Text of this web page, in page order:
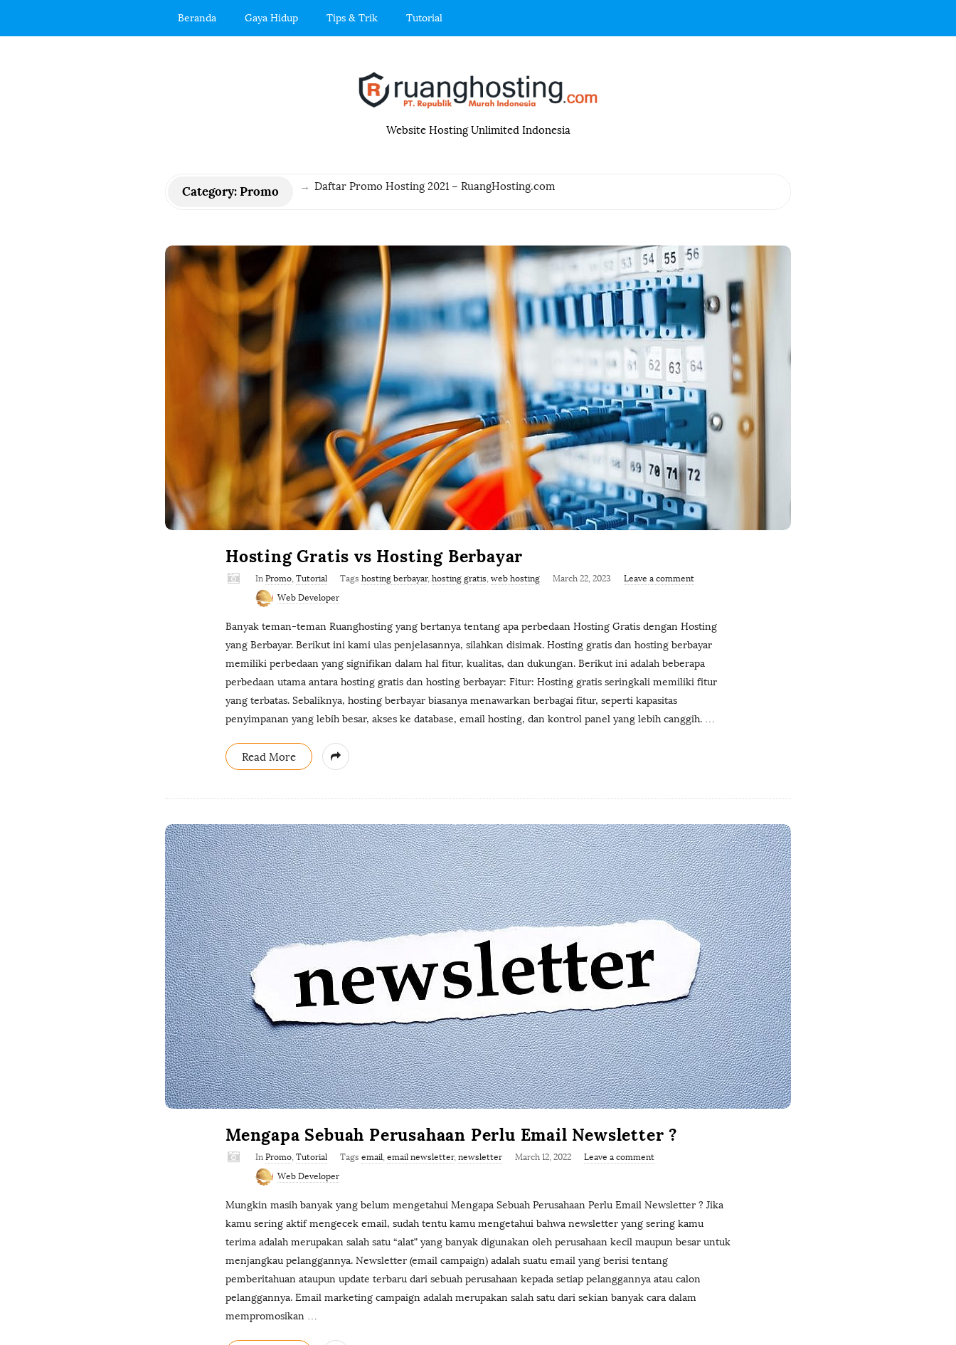
Beranda Gaya Hidup Tips & Trik Tutorial
R
n
h
o
s
t
i
n
g
.
c
o
m
Website Hosting Unlimited Indonesia
Category:Promo → Daftar Promo Hosting 2021 – RuangHosting.com
Hosting Gratis vs Hosting Berbayar
In Promo, Tutorial Tags hosting berbayar, hosting gratis web hosting March 22, 2023
Leave a comment
Web Developer
Banyak teman-teman Ruanghosting yang bertanya tentang apa perbedaan Hosting Gratis dengan Hosting
yang Berbayar. Berikut ini kami ulas penjelasannya, silahkan disimak. Hosting gratis dan hosting berbayar
memiliki perbedaan yang signifikan dalam hal fitur, kualitas, dan dukungan. Berikut ini adalah beberapa
perbedaan utama antara hosting gratis dan hosting berbayar: Fitur: Hosting gratis seringkali memiliki fitur
yang terbatas. Sebaliknya, hosting berbayar biasanya menawarkan berbagai fitur, seperti kapasitas
penyimpanan yang lebih besar, akses ke database, email hosting, dan kontrol panel yang lebih canggih. …
Read More
Mengapa Sebuah Perusahaan Perlu Email Newsletter ?
In Promo, Tutorial Tags email, email newsletter, newsletter March 12, 2022
Leave a comment
Web Developer
Mungkin masih banyak yang belum mengetahui Mengapa Sebuah Perusahaan Perlu Email Newsletter ? Jika
kamu sering aktif mengecek email, sudah tentu kamu mengetahui bahwa newsletter yang sering kamu
terima adalah merupakan salah satu “alat” yang banyak digunakan oleh perusahaan kecil maupun besar untuk
menjangkau pelanggannya. Newsletter (email campaign) adalah suatu email yang berisi tentang
pemberitahuan ataupun update terbaru dari sebuah perusahaan kepada setiap pelanggannya atau calon
pelanggannya. Email marketing campaign adalah merupakan salah satu dari sekian banyak cara dalam
mempromosikan …